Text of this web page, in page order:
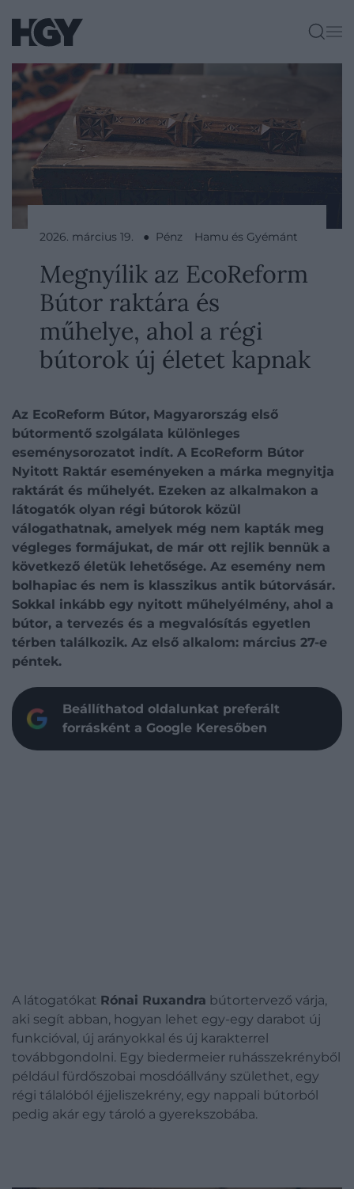
2026. március 19. ● Pénz Hamu és Gyémánt
Megnyílik az EcoReform
Bútor raktára és
műhelye, ahol a régi
bútorok új életet kapnak
Az EcoReform Bútor, Magyarország első
bútormentő szolgálata különleges
eseménysorozatot indít. A EcoReform Bútor
Nyitott Raktár eseményeken a márka megnyitja
raktárát és műhelyét. Ezeken az alkalmakon a
látogatók olyan régi bútorok közül
válogathatnak, amelyek még nem kapták meg
végleges formájukat, de már ott rejlik bennük a
következő életük lehetősége. Az esemény nem
bolhapiac és nem is klasszikus antik bútorvásár.
Sokkal inkább egy nyitott műhelyélmény, ahol a
bútor, a tervezés és a megvalósítás egyetlen
térben találkozik. Az első alkalom: március 27-e
péntek.
Beállíthatod oldalunkat preferált
forrásként a Google Keresőben
A látogatókat Rónai Ruxandra bútortervező várja,
aki segít abban, hogyan lehet egy-egy darabot új
funkcióval, új arányokkal és új karakterrel
továbbgondolni. Egy biedermeier ruhásszekrényből
például fürdőszobai mosdóállvány születhet, egy
régi tálalóból éjjeliszekrény, egy nappali bútorból
pedig akár egy tároló a gyerekszobába.